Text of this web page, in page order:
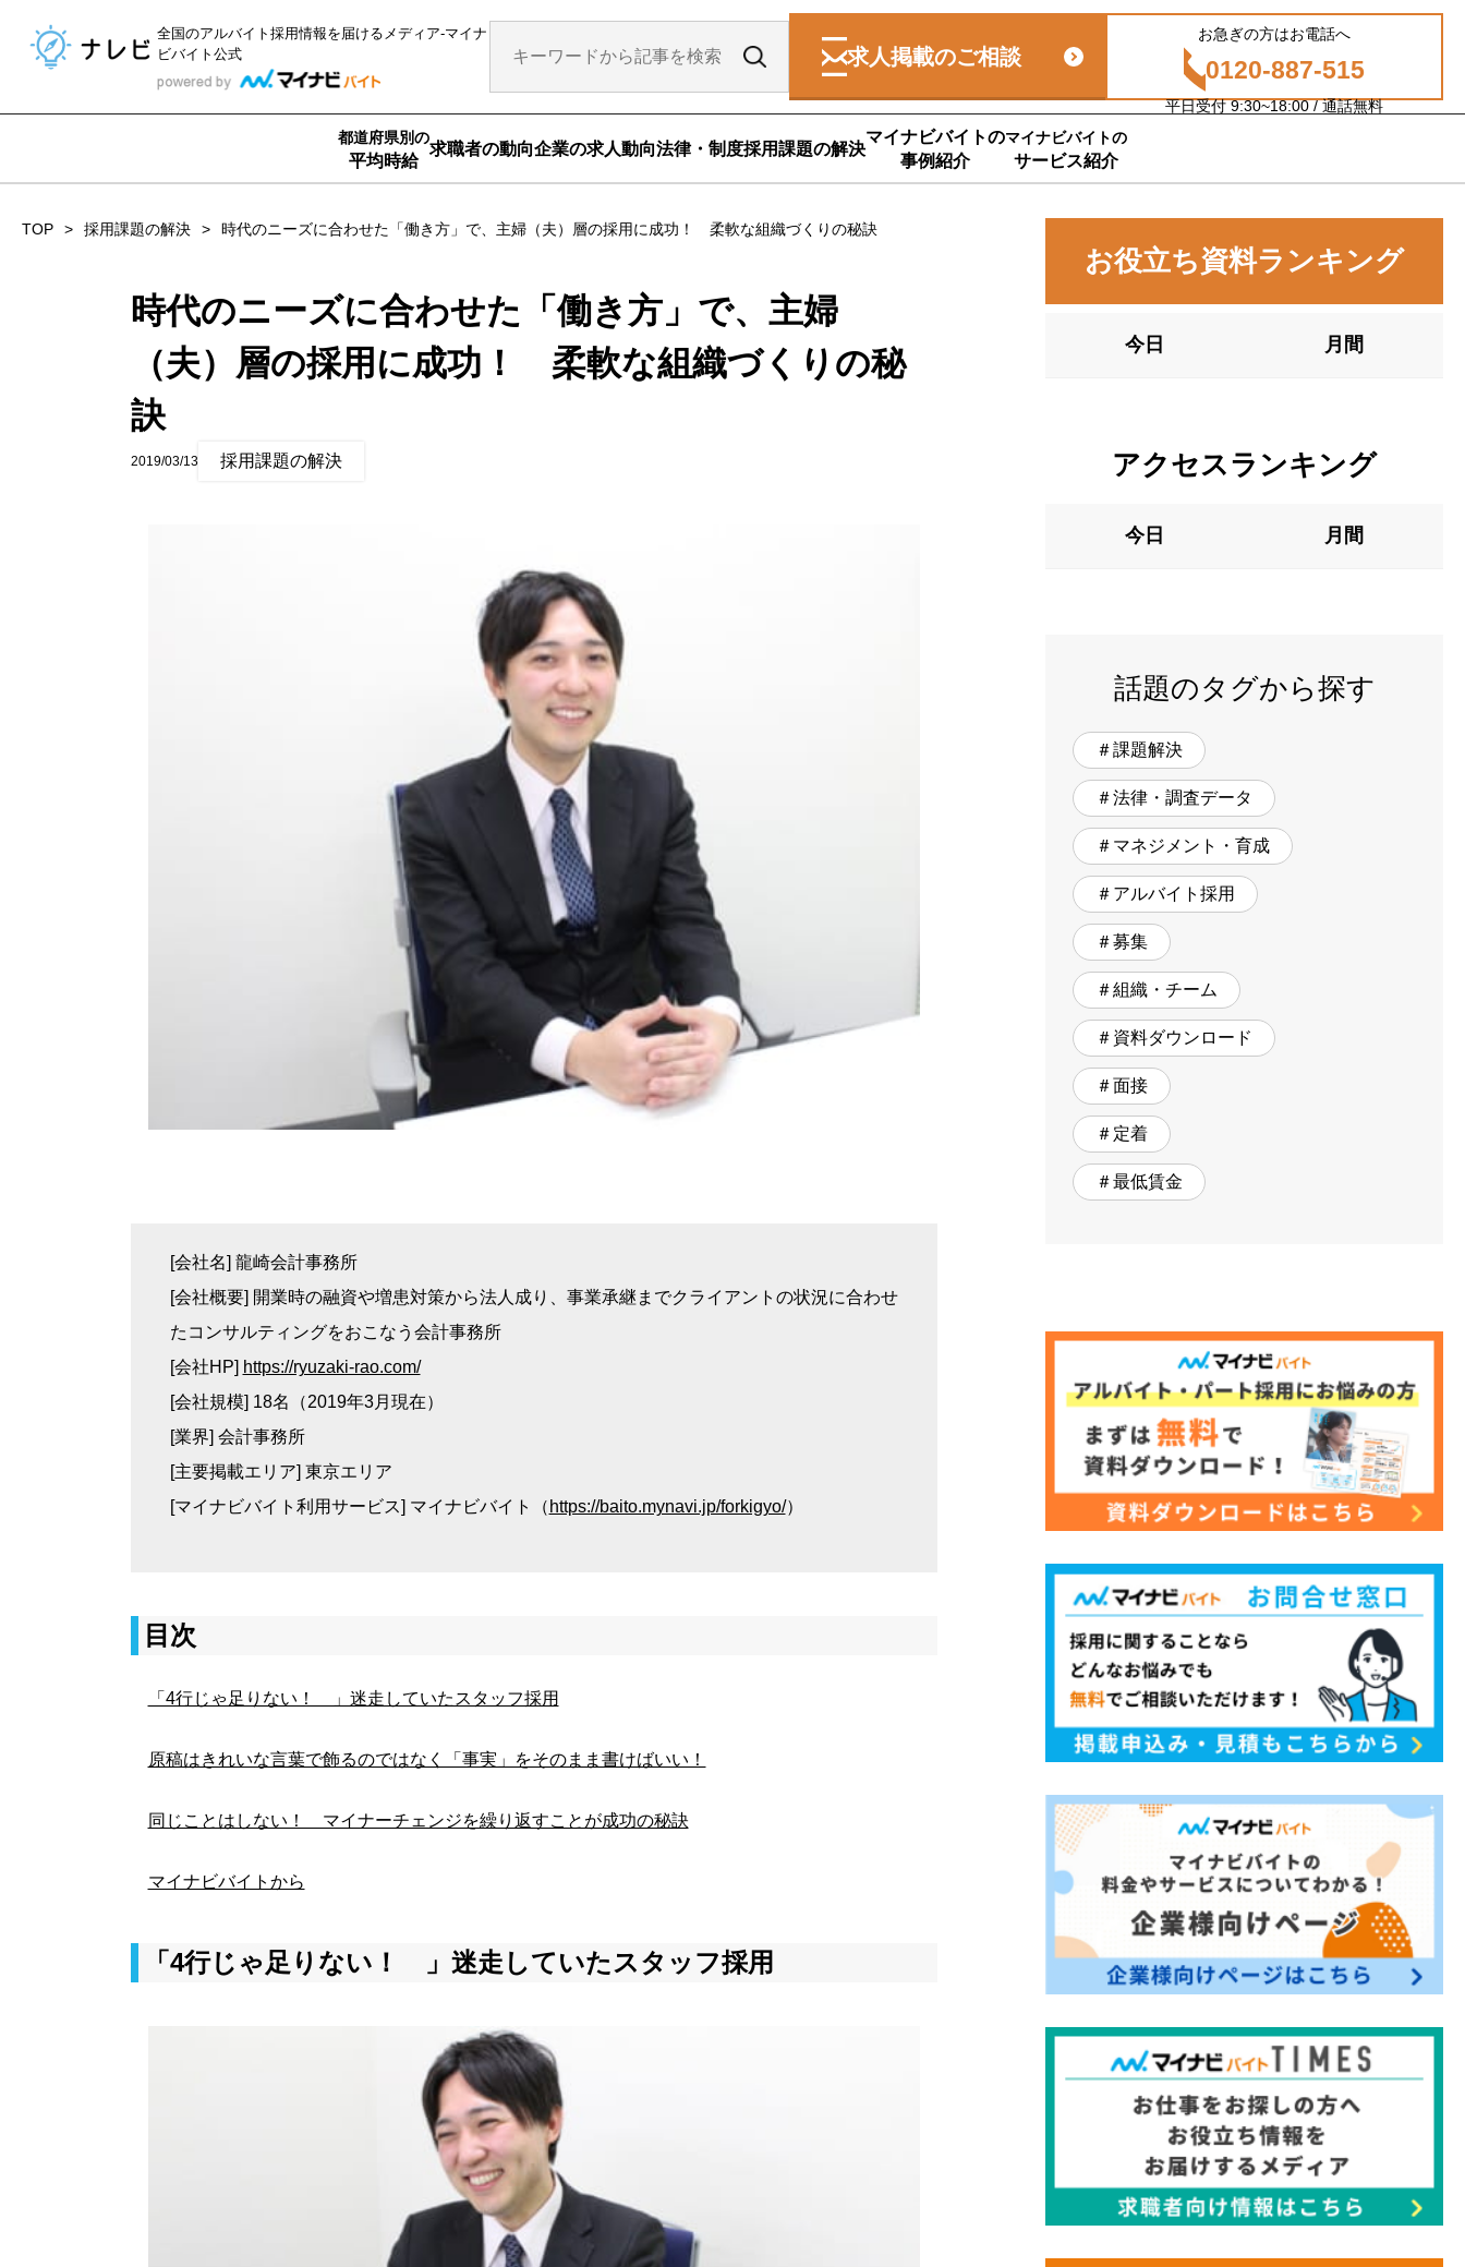
全国のアルバイト採用情報を届ける メディア-マイナ
ビバイト公式
求人掲載のご相談
お急ぎの方はお電話へ
0120-887-515
平日受付 9:30~18:00 / 通話無料
都道府県別の
平均時給
求職者の動向企業の求人動向法律・制度採用課題の解決
マイナビバイトの
事例紹介
マイナビバイトの
サービス紹介
TOP 採用課題の解決 時代のニーズに合わせた「働き方」で、主婦（夫）層の採用に成功！ 柔軟な組織づくりの秘訣
時代のニーズに合わせた「働き方」で、主婦
（夫）層の採用に成功！ 柔軟な組織づくりの秘
訣
2019/03/13 採用課題の解決
[会社名] 龍崎会計事務所
[会社概要] 開業時の融資や増患対策から法人成り、事業承継までクライアントの状況に合わせ
たコンサルティングをおこなう会計事務所
[会社HP] https://ryuzaki-rao.com/
[会社規模] 18名（2019年3月現在）
[業界] 会計事務所
[主要掲載エリア] 東京エリア
[マイナビバイト利用サービス] マイナビバイト（ https://baito.mynavi.jp/forkigyo/）
目次
「4行じゃ足りない！ 」迷走していたスタッフ採用
原稿はきれいな言葉で飾るのではなく「事実」をそのまま書けばいい！
同じことはしない！ マイナーチェンジを繰り返すことが成功の秘訣
マイナビバイトから
「4行じゃ足りない！ 」迷走していたスタッフ採用
お役立ち資料ランキング
今日 月間
アクセスランキング
今日 月間
話題のタグから探す
＃課題解決
＃法律・調査データ
＃マネジメント・育成
＃アルバイト採用
＃募集
＃組織・チーム
＃資料ダウンロード
＃面接
＃定着
＃最低賃金